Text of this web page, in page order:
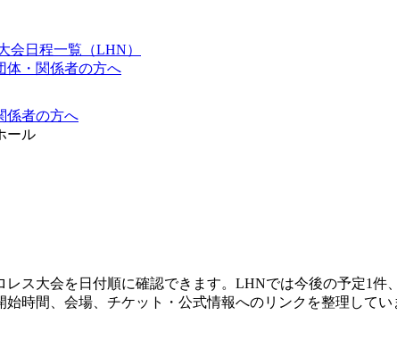
会日程一覧（LHN）
体・関係者の方へ
係者の方へ
ール
ス大会を日付順に確認できます。LHNでは今後の予定1
時間、会場、チケット・公式情報へのリンクを整理してい